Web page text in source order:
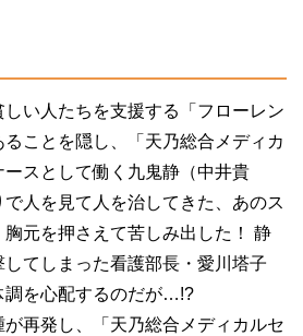
い人たちを支援する「フローレン
ことを隠し、「天乃総合メディカ
スとして働く九鬼静（中井貴
人を見て人を治してきた、あのス
元を押さえて苦しみ出した！ 静
てしまった看護部長・愛川塔子
調を心配するのだが…!?
再発し、「天乃総合メディカルセ